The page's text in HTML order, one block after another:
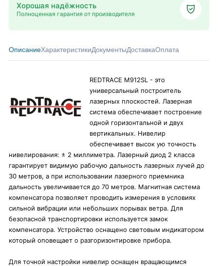
Хорошая надёжность
Полноценная гарантия от производителя
ОписаниеХарактеристикиДокументыДоставкаОплата
REDTRACE М912SL - это
универсальный построитель
лазерных плоскостей. Лазерная
система обеспечивает построение
одной горизонтальной и двух
вертикальных. Нивелир
обеспечивает высок ую точность
нивелирования: ± 2 миллиметра. Лазерный диод 2 класса
гарантирует видимую рабочую дальность лазерных лучей до
30 метров, а при использовании лазерного приемника
дальность увеличивается до 70 метров. Магнитная система
компенсатора позволяет проводить измерения в условиях
сильной вибрации или небольших порывах ветра. Для
безопасной транспортировки используется замок
компенсатора. Устройство оснащено световым индикатором
который оповещает о разгоризонтировке прибора.
Для точной настройки нивелир оснащен вращающимся